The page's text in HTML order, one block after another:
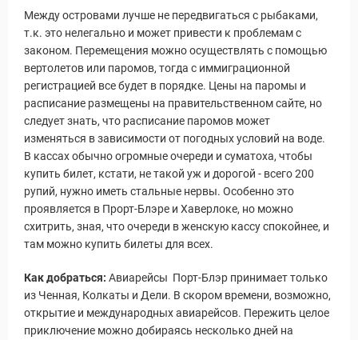
Между островами лучше не передвигаться с рыбаками,
т.к. это нелегально и может привести к проблемам с
законом. Перемещения можно осуществлять с помощью
вертолетов или паромов, тогда с иммиграционной
регистрацией все будет в порядке. Цены на паромы и
расписание размещены на правительственном сайте, но
следует знать, что расписание паромов может
изменяться в зависимости от погодных условий на воде.
В кассах обычно огромные очереди и суматоха, чтобы
купить билет, кстати, не такой уж и дорогой - всего 200
рупий, нужно иметь стальные нервы. Особенно это
проявляется в Прорт-Блэре и Хаверлоке, но можно
схитрить, зная, что очереди в женскую кассу спокойнее, и
там можно купить билеты для всех.
Как добраться: Авиарейсы Порт-Блэр принимает только
из Ченная, Колкаты и Дели. В скором времени, возможно,
открытие и международных авиарейсов. Пережить целое
приключение можно добираясь несколько дней на